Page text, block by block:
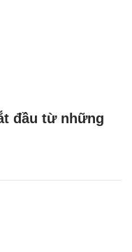
đầu từ những